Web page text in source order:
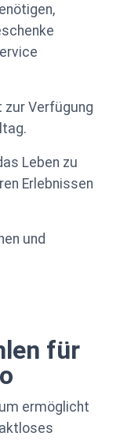
zur Verfügung
Leben zu
Erlebnissen
und
für
ermöglicht